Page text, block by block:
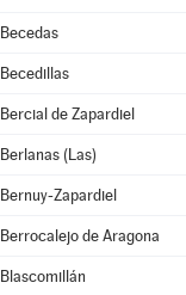
Becedas
Becedillas
Bercial de Zapardiel
Berlanas (Las)
Bernuy-Zapardiel
Berrocalejo de Aragona
Blascomillán